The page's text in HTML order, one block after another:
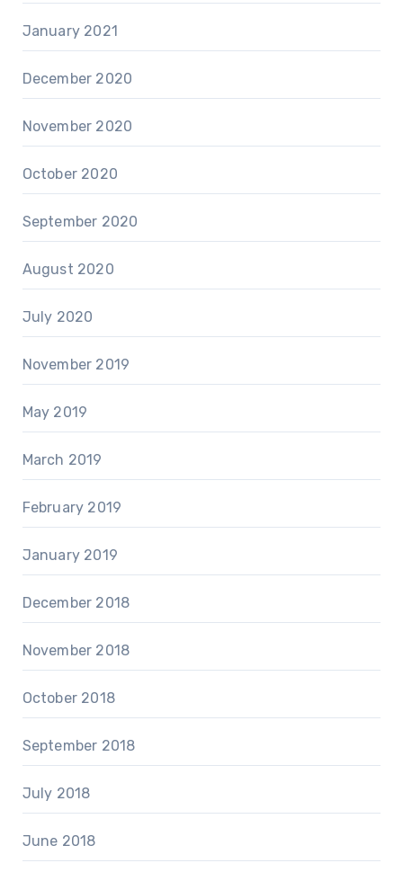
January 2021
December 2020
November 2020
October 2020
September 2020
August 2020
July 2020
November 2019
May 2019
March 2019
February 2019
January 2019
December 2018
November 2018
October 2018
September 2018
July 2018
June 2018